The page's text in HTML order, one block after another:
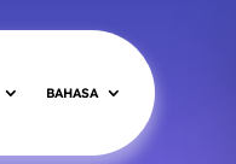
BAHASA